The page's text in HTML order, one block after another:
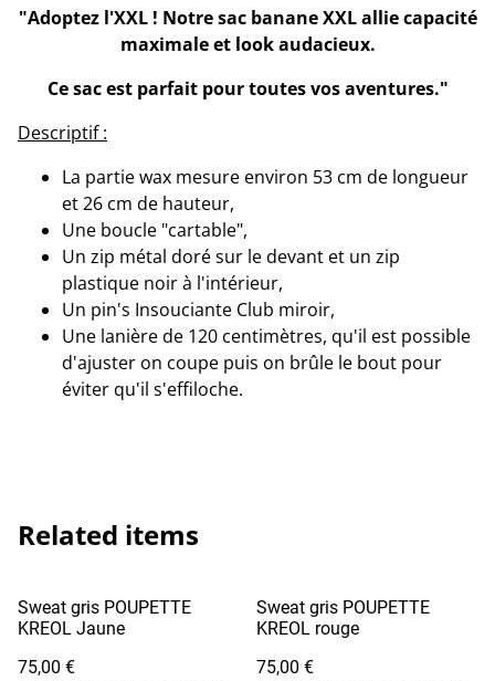
"Adoptez l'XXL ! Notre sac banane XXL allie capacité
maximale et look audacieux.
Ce sac est parfait pour toutes vos aventures."
Descriptif :
La partie wax mesure environ 53 cm de longueur
et 26 cm de hauteur,
Une boucle "cartable",
Un zip métal doré sur le devant et un zip
plastique noir à l'intérieur,
Un pin's Insouciante Club miroir,
Une lanière de 120 centimètres, qu'il est possible
d'ajuster on coupe puis on brûle le bout pour
éviter qu'il s'effiloche.
Related items
Sweat gris POUPETTE
KREOL Jaune
75,00 €
Sweat gris POUPETTE
KREOL rouge
75,00 €